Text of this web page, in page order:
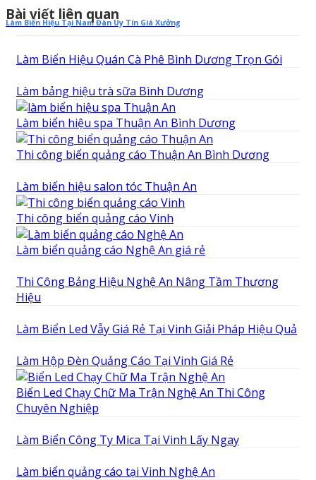
Làm Biển Hiệu Tại Nam Đàn Uy Tín Giá Xưởng
Bài viết liên quan
Làm Biển Hiệu Quán Cà Phê Bình Dương Trọn Gói
Làm bảng hiệu trà sữa Bình Dương
Làm biển hiệu spa Thuận An Bình Dương
Thi công biển quảng cáo Thuận An Bình Dương
Làm biển hiệu salon tóc Thuận An
Thi công biển quảng cáo Vinh
Làm biển quảng cáo Nghệ An giá rẻ
Thi Công Bảng Hiệu Nghệ An Nâng Tầm Thương
Hiệu
Làm Biển Led Vẫy Giá Rẻ Tại Vinh Giải Pháp Hiệu Quả
Làm Hộp Đèn Quảng Cáo Tại Vinh Giá Rẻ
Biển Led Chạy Chữ Ma Trận Nghệ An Thi Công
Chuyên Nghiệp
Làm Biển Công Ty Mica Tại Vinh Lấy Ngay
Làm biển quảng cáo tại Vinh Nghệ An